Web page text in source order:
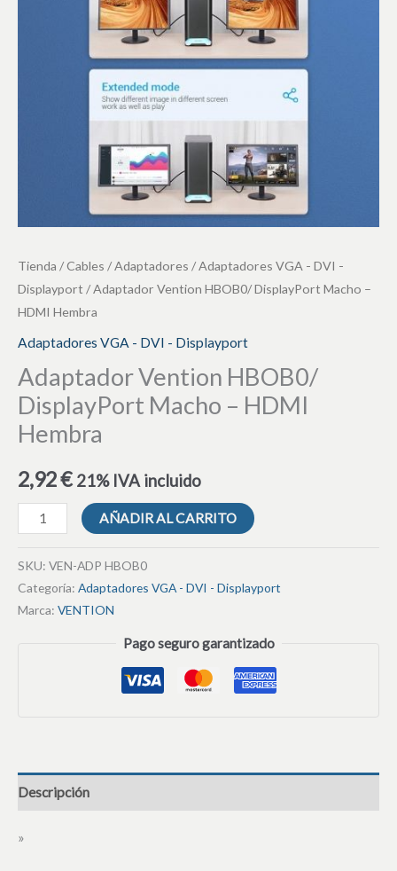
Tienda /Cables /Adaptadores /Adaptadores VGA - DVI -
Displayport / Adaptador Vention HBOB0/ DisplayPort Macho –
HDMI Hembra
Adaptadores VGA - DVI - Displayport
Adaptador Vention HBOB0/
DisplayPort Macho – HDMI
Hembra
2,92€ 21% IVA incluido
AÑADIR AL CARRITO
SKU: VEN-ADP HBOB0
Categoría: Adaptadores VGA - DVI - Displayport
Marca: VENTION
Pago seguro garantizado
Descripción
»